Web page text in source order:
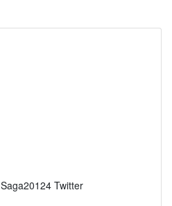
قسم التاريخ Saga20124 Twitter